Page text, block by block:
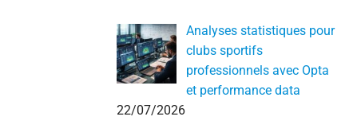
Analyses statistiques pour
clubs sportifs
professionnels avec Opta
et performance data
22/07/2026